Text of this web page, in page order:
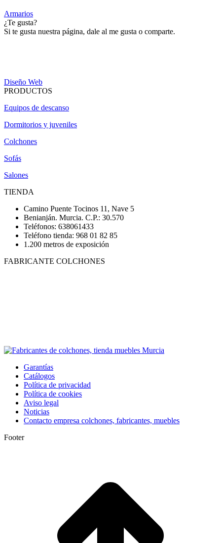
Armarios
¿Te gusta?
Si te gusta nuestra página, dale al me gusta o comparte.
Diseño Web
PRODUCTOS
Equipos de descanso
Dormitorios y juveniles
Colchones
Sofás
Salones
TIENDA
Camino Puente Tocinos 11, Nave 5
Benianján. Murcia. C.P.: 30.570
Teléfonos: 638061433
Teléfono tienda: 968 01 82 85
1.200 metros de exposición
FABRICANTE COLCHONES
Garantías
Catálogos
Política de privacidad
Política de cookies
Aviso legal
Noticias
Contacto empresa colchones, fabricantes, muebles
Footer